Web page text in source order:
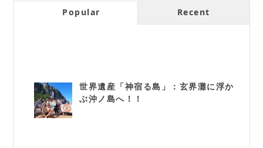
Popular Recent
世界遺産「神宿る島」：玄界灘に浮か
ぶ沖ノ島へ！！